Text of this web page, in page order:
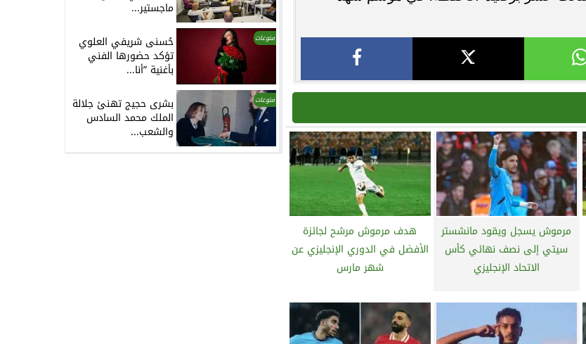
مرموش يسجل ويقود مانشستر
سيتي إلى نصف نهائي كأس
الاتحاد الإنجليزي
هدف مرموش مرشح لجائزة
الأفضل في الدوري الإنجليزي عن
شهر مارس
ماجستير...
منوعات حُسنى شريفي العلوي
تؤكد حضورها الفني
بأغنية ”أنا...
منوعات بشرى حجيج تهنئ جلالة
الملك محمد السادس
والشعب...